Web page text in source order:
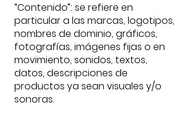
“Contenido”: se refiere en
particular a las marcas, logotipos,
nombres de dominio, gráficos,
fotografías, imágenes fijas o en
movimiento, sonidos, textos,
datos, descripciones de
productos ya sean visuales y/o
sonoras.